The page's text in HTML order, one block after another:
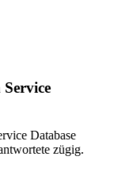
Database
zügig.